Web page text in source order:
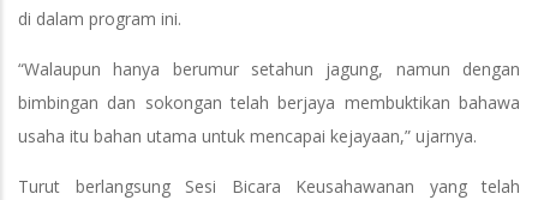
di dalam program ini.
“Walaupun hanya berumur setahun jagung, namun dengan
bimbingan dan sokongan telah berjaya membuktikan bahawa
usaha itu bahan utama untuk mencapai kejayaan,” ujarnya.
Turut berlangsung Sesi Bicara Keusahawanan yang telah